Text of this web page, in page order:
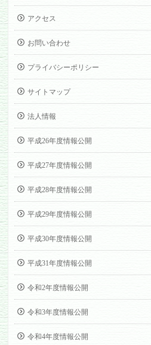
アクセス
お問い合わせ
プライバシーポリシー
サイトマップ
法人情報
平成26年度情報公開
平成27年度情報公開
平成28年度情報公開
平成29年度情報公開
平成30年度情報公開
平成31年度情報公開
令和2年度情報公開
令和3年度情報公開
令和4年度情報公開